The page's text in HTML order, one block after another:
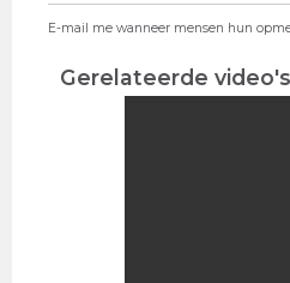
E-mail me wanneer mensen hun
Gerelateerde video's